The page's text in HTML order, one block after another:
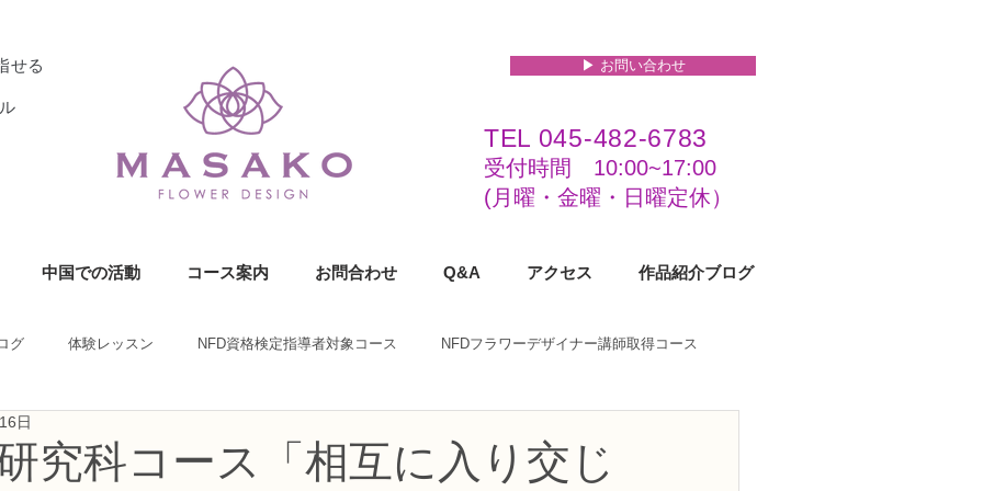
せる ▶︎ お問い合わせ
TEL 045-482-6783
受付時間 10:00~17:00​​​
(​月曜・金曜・日曜定休）
中国での活動 コース案内 お問合わせ Q&A アクセス 作品紹介ブログ
グ 体験レッスン NFD資格検定指導者対象コース NFDフラワーデザイナー講師取得コース
ーデザイナー資格検定1級コース
究科コース「相互に入り交じ
日